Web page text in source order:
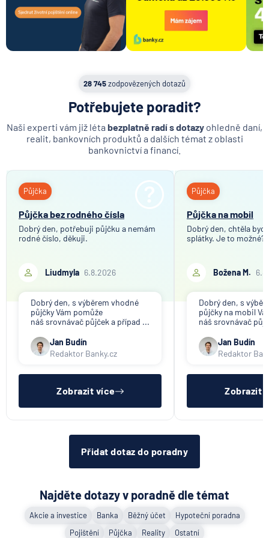
28 745zodpovězených dotazů
Potřebujete poradit?
Naši experti vám již léta bezplatně radí s dotazy ohledně daní,
realit, bankovních produktů a dalších témat z oblasti
bankovnictví a financí.
Půjčka
Půjčka bez rodného čísla
Dobrý den, potřebuji půjčku a nemám
rodné číslo, děkuji.
Liudmyla 6.8.2026
Dobrý den, s výběrem vhodné
půjčky Vám pomůže
náš srovnávač půjček a případ ...
Jan Budín
Redaktor Banky.cz
Zobrazit více
Půjčka
Půjčka na mobil
Dobrý den, chtěla
splátky. Je to možné?
Božena M.
Dobrý den, s
půjčky na mobil
náš srovnávač
Jan Budín
Redaktor
Zobrazit
Přidat dotaz do poradny
Najděte dotazy v poradně dle témat
Akcie a investice Banka Běžný účet
Hypoteční poradna
Pojištění
Půjčka Reality Ostatní